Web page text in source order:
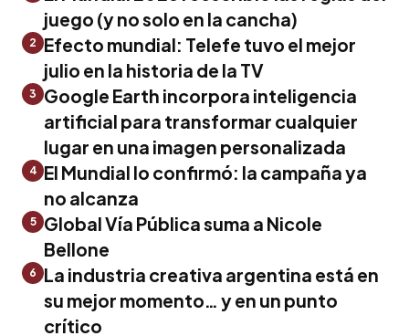
juego (y no solo en la cancha)
2
Efecto mundial: Telefe tuvo el mejor
julio en la historia de la TV
3
Google Earth incorpora inteligencia
artificial para transformar cualquier
lugar en una imagen personalizada
4 El Mundial lo confirmó: la campaña ya
no alcanza
5
Global Vía Pública suma a Nicole
Bellone
6
La industria creativa argentina está en
su mejor momento… y en un punto
crítico